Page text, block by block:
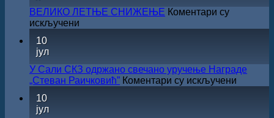
ЖИЧКЕ
ХРИСОВУЉЕ
ЗА
ВЕЛИКО ЛЕТЊЕ СНИЖЕЊЕ Коментари су
искључени
10
јул
У Сали СКЗ одржано свечано уручење Награде
„Стеван Раичковић” Коментари су искључени
10
јул